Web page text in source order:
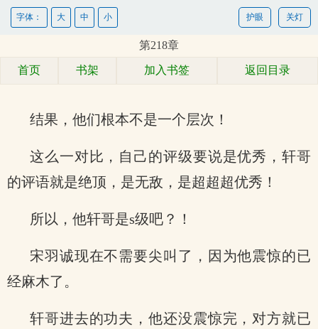
关灯
护眼
字体： 大 中 小
第218章
首页 书架 加入书签 返回目录
结果，他们根本不是一个层次！
这么一对比，自己的评级要说是优秀，轩哥
的评语就是绝顶，是无敌，是超超超优秀！
所以，他轩哥是s级吧？！
宋羽诚现在不需要尖叫了，因为他震惊的已
经麻木了。
轩哥进去的功夫，他还没震惊完，对方就已